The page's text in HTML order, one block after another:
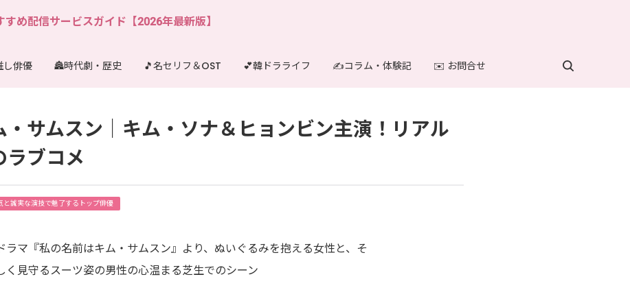
め配信サービスガイド【2026年最新版】
し俳優 🏯時代劇・歴史 🎵名セリフ＆OST 💕韓ドラライフ ✍️コラム・体験記 ✉️ お問合せ
サムスン｜キム・ソナ＆ヒョンビン主演！リアル
ラブコメ
誠実な演技で魅了するトップ俳優